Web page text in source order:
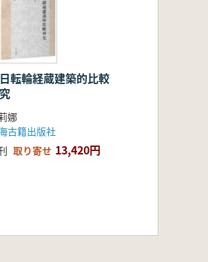
転輪経蔵建築的比較
娜
古籍出版社
取り寄せ 13,420円